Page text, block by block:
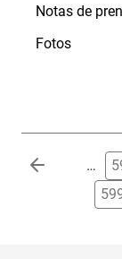
Notas de
Fotos
Paginación …